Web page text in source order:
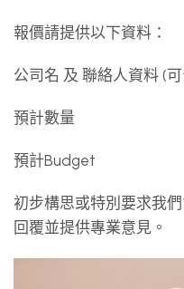
報價請提供以下資料：
公司名 及 聯絡人資料 (
預計數量
預計Budget
初步構思或特別要求我
回覆並提供專業意見。